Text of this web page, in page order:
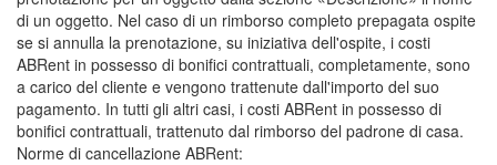
di un oggetto. Nel caso di un rimborso completo prepagata ospite
se si annulla la prenotazione, su iniziativa dell'ospite, i costi
ABRent in possesso di bonifici contrattuali, completamente, sono
a carico del cliente e vengono trattenute dall'importo del suo
pagamento. In tutti gli altri casi, i costi ABRent in possesso di
bonifici contrattuali, trattenuto dal rimborso del padrone di casa.
Norme di cancellazione ABRent: